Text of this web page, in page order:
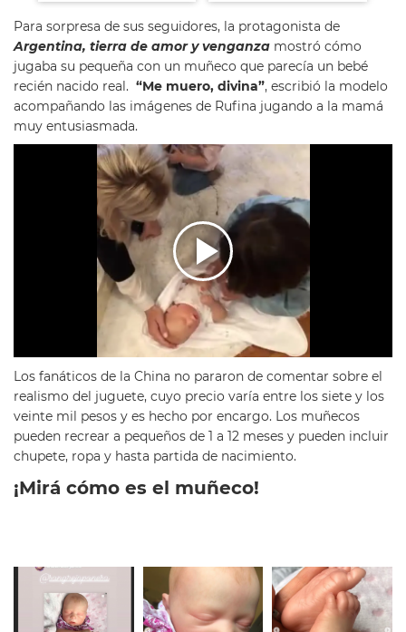
Para sorpresa de sus seguidores, la protagonista de
Argentina, tierra de amor y venganza mostró cómo
jugaba su pequeña con un muñeco que parecía un bebé
recién nacido real. “Me muero, divina”, escribió la modelo
acompañando las imágenes de Rufina jugando a la mamá
muy entusiasmada.
Los fanáticos de la China no pararon de comentar sobre el
realismo del juguete, cuyo precio varía entre los siete y los
veinte mil pesos y es hecho por encargo. Los muñecos
pueden recrear a pequeños de 1 a 12 meses y pueden incluir
chupete, ropa y hasta partida de nacimiento.
¡Mirá cómo es el muñeco!